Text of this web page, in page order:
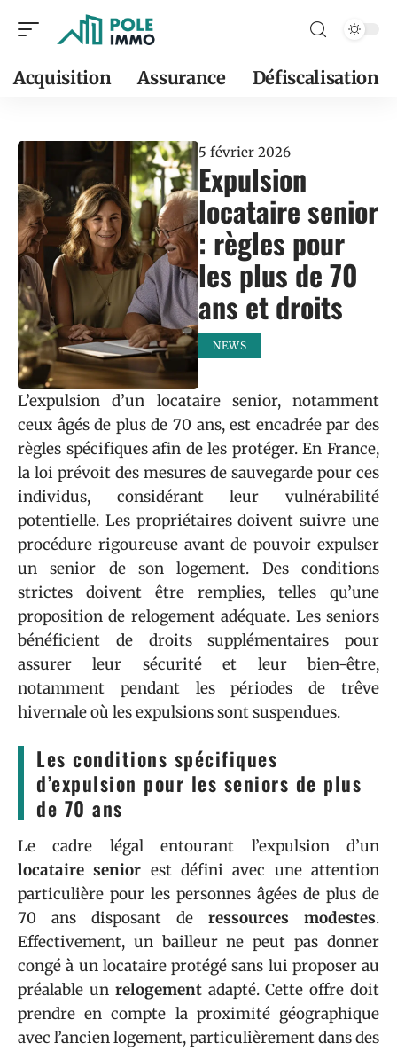
Acquisition Assurance Défiscalisation
5 février 2026
Expulsion
locataire senior
: règles pour
les plus de 70
ans et droits
NEWS
L’expulsion d’un locataire senior, notamment
ceux âgés de plus de 70 ans, est encadrée par des
règles spécifiques afin de les protéger. En France,
la loi prévoit des mesures de sauvegarde pour ces
individus, considérant leur vulnérabilité
potentielle. Les propriétaires doivent suivre une
procédure rigoureuse avant de pouvoir expulser
un senior de son logement. Des conditions
strictes doivent être remplies, telles qu’une
proposition de relogement adéquate. Les seniors
bénéficient de droits supplémentaires pour
assurer leur sécurité et leur bien-être,
notamment pendant les périodes de trêve
hivernale où les expulsions sont suspendues.
Les conditions spécifiques
d’expulsion pour les seniors de plus
de 70 ans
Le cadre légal entourant l’expulsion d’un
locataire senior est défini avec une attention
particulière pour les personnes âgées de plus de
70 ans disposant de ressources modestes.
Effectivement, un bailleur ne peut pas donner
congé à un locataire protégé sans lui proposer au
préalable un relogementadapté. Cette offre doit
prendre en compte la proximité géographique
avec l’ancien logement, particulièrement dans des